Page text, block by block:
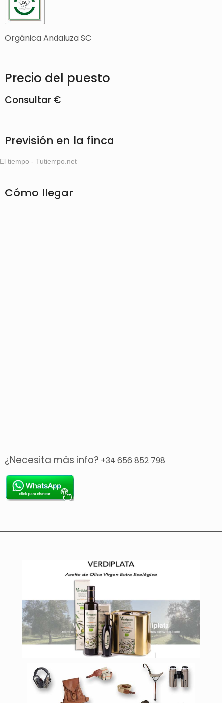
Orgánica Andaluza SC
Precio del puesto
Consultar €
Previsión en la finca
El tiempo - Tutiempo.net
Cómo llegar
¿Necesita más info? +34 656 852 798